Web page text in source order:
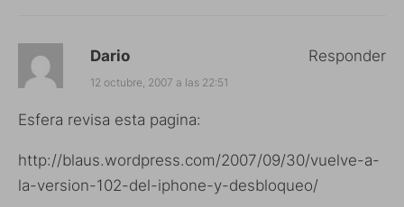
Dario
12 octubre, 2007 a las 22:51
Esfera revisa esta pagina:
http://blaus.wordpress.com/2007/09/30/vuelve-a-
la-version-102-del-iphone-y-desbloqueo/
Responder